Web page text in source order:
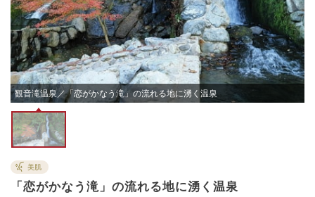
観音滝温泉／「恋がかなう滝」の流れる地に湧く温泉
美肌
「恋がかなう滝」の流れる地に湧く温泉